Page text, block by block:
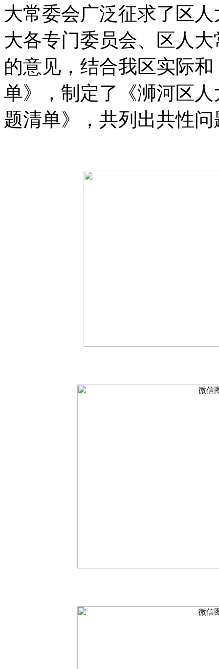
大常委会广泛征求了区
大各专门委员会、区人
的意见，结合我区实际
单》，制定了《浉河区
题清单》，共列出共性